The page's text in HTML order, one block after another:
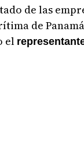
de las
de
el